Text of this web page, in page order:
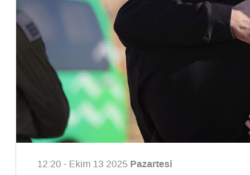
12:20 - Ekim 13 2025 Pazartesi